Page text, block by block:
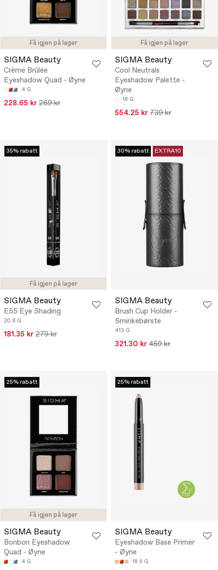
Få igjen på lager
SIGMA Beauty
Crème Brûlée
Eyeshadow Quad - Øyne
4 G
228.65 kr 269 kr
Få igjen på lager
SIGMA Beauty
Cool Neutrals
Eyeshadow Palette -
Øyne
16 G
554.25 kr 739 kr
Få igjen på lager
35% rabatt
SIGMA Beauty
E55 Eye Shading
20.8 G
181.35 kr 279 kr
30% rabatt EXTRA10
SIGMA Beauty
Brush Cup Holder -
Sminkebørste
413 G
321.30 kr 459 kr
Få igjen på lager
25% rabatt
SIGMA Beauty
Bonbon Eyeshadow
Quad - Øyne
4 G
25% rabatt
SIGMA Beauty
Eyeshadow Base Primer
- Øyne
18.9 G